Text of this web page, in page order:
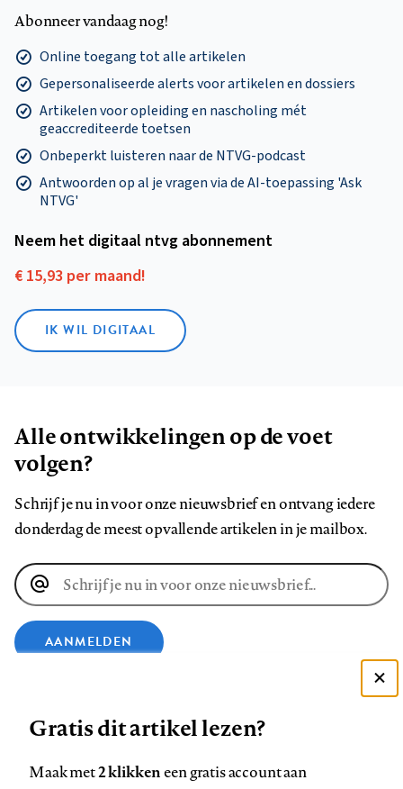
Abonneer vandaag nog!
Online toegang tot alle artikelen
Gepersonaliseerde alerts voor artikelen en dossiers
Artikelen voor opleiding en nascholing mét
geaccrediteerde toetsen
Onbeperkt luisteren naar de NTVG-podcast
Antwoorden op al je vragen via de AI-toepassing 'Ask
NTVG'
Neem het digitaal ntvg abonnement
€ 15,93 per maand!
IK WIL DIGITAAL
Alle ontwikkelingen op de voet
volgen?
Schrijf je nu in voor onze nieuwsbrief en ontvang iedere
donderdag de meest opvallende artikelen in je mailbox.
E-
mailadres
AANMELDEN
Zie onze cookie policy
Gratis dit artikel lezen?
Maak met2 klikkeneen gratis account aan